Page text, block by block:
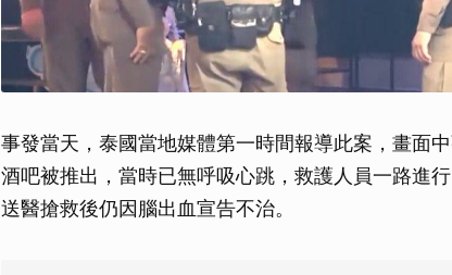
事發當天，泰國當地媒體第一時間報導此案，畫面
酒吧被推出，當時已無呼吸心跳，救護人員一路進
送醫搶救後仍因腦出血宣告不治。